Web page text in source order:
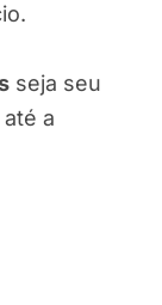
seja seu
a